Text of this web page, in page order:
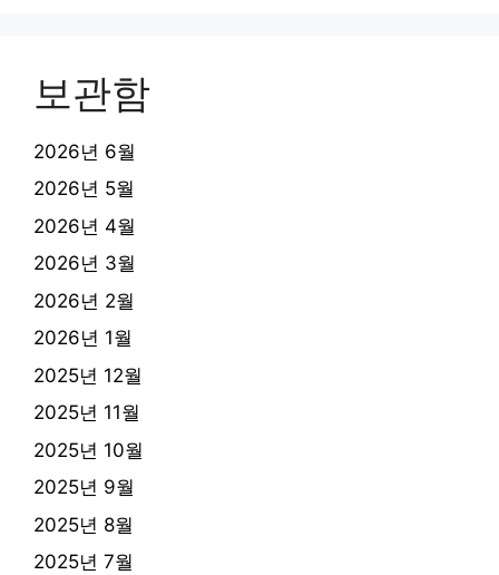
보관함
2026년 6월
2026년 5월
2026년 4월
2026년 3월
2026년 2월
2026년 1월
2025년 12월
2025년 11월
2025년 10월
2025년 9월
2025년 8월
2025년 7월